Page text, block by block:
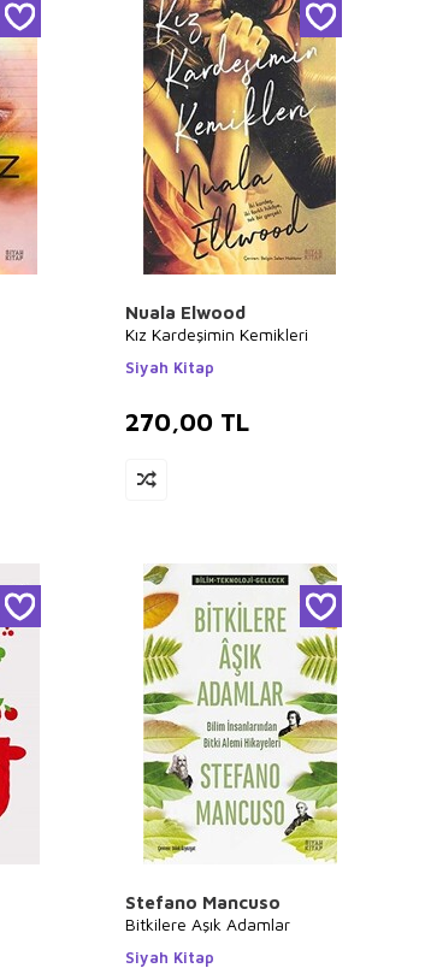
Nuala Elwood
Kız Kardeşimin Kemikleri
Siyah Kitap
270,00 TL
Stefano Mancuso
Bitkilere Aşık Adamlar
Siyah Kitap